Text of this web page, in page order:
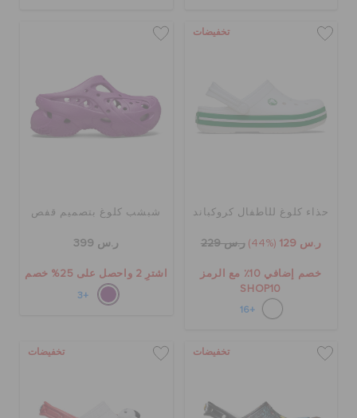
تخفيضات
حذاء كلوغ للأطفال كروكباند
ر.س 129 (44%) ر.س 229
خصم إضافي 10٪ مع الرمز
SHOP10
+16
شبشب كلوغ بتصميم قفص
ر.س 399
اشترِ 2 واحصل على 25% خصم
+3
تخفيضات تخفيضات